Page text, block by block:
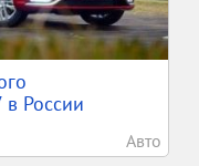
в России
Авто